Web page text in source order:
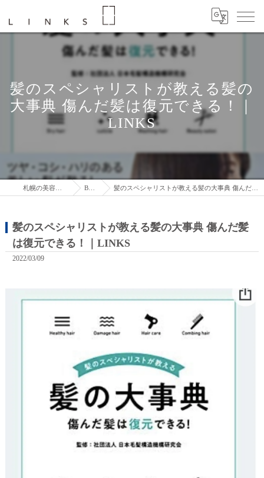
髪のスペシャリストが教える髪の
大事典 傷んだ髪は復元できる！｜
LINKS
札幌の美容室はLINKS BLOG 髪のスペシャリストが教える髪の大事典 傷んだ髪は復元できる！｜LINKS
髪のスペシャリストが教える髪の大事典 傷んだ髪
は復元できる！｜LINKS
2022/03/09